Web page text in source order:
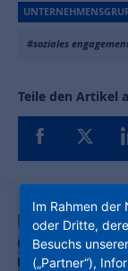
#soziales
Teile den Artikel
Im Rahmen der
oder Dritte,
Besuchs
(„Partner“),